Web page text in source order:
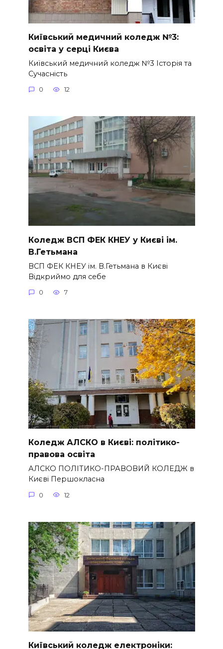
Київський медичний коледж №3:
освіта у серці Києва
Київський медичний коледж №3 Історія та
Сучасність
0 12
Коледж ВСП ФЕК КНЕУ у Києві ім.
В.Гетьмана
ВСП ФЕК КНЕУ ім. В.Гетьмана в Києві
Відкриймо для себе
0 7
Коледж АЛСКО в Києві: політико-
правова освіта
АЛСКО ПОЛІТИКО-ПРАВОВИЙ КОЛЕДЖ в
Києві Першокласна
0 12
Київський коледж електроніки: